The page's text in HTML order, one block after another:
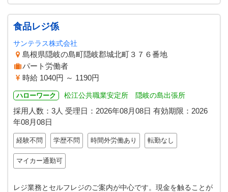
食品レジ係
サンテラス株式会社
島根県隠岐の島町隠岐郡城北町３７６番地
パート労働者
時給 1040円 ～ 1190円
ハローワーク 松江公共職業安定所 隠岐の島出張所
採用人数：3人 受理日： 2026年08月08日 有効期限： 2026
年08月08日
経験不問 学歴不問 時間外労働あり 転勤なし
マイカー通勤可
レジ業務とセルフレジのご案内が中心です。現金を触ることが